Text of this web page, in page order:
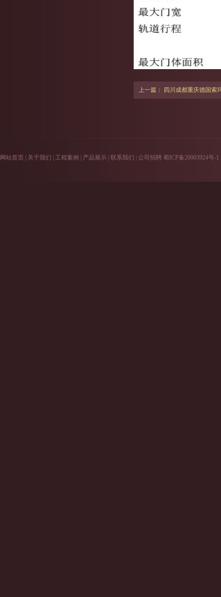
上一篇： 四川成都重庆德国索
网站首页 关于我们 工程案例 产品展示 联系我们 公司招聘 蜀ICP备20003924号-1